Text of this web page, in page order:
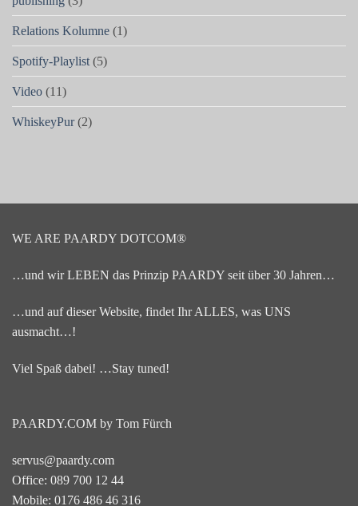
Relations Kolumne (1)
Spotify-Playlist (5)
Video (11)
WhiskeyPur(2)
WE ARE PAARDY DOTCOM®
…und wir LEBEN das Prinzip PAARDY seit über 30 Jahren…
…und auf dieser Website, findet Ihr ALLES, was UNS
ausmacht…!
Viel Spaß dabei! …Stay tuned!
PAARDY.COM by Tom Fürch
servus@paardy.com
Office: 089 700 12 44
Mobile: 0176 486 46 316